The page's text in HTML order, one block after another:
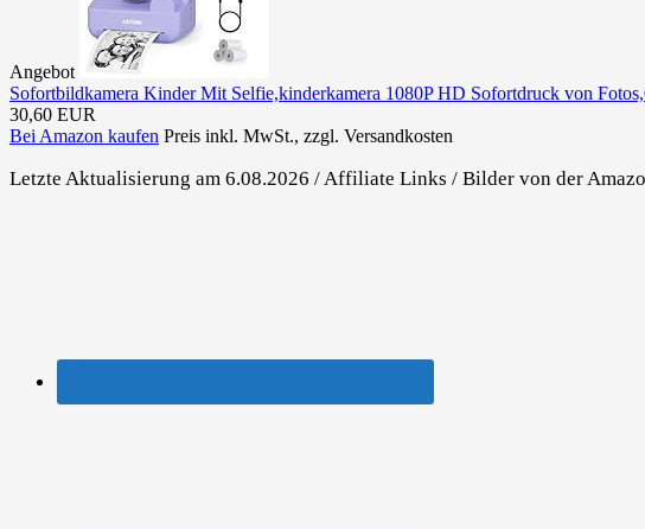
Angebot
Sofortbildkamera Kinder Mit Selfie,kinderkamera 1080P HD Sofortdruck von
30,60 EUR
Bei Amazon kaufen Preis inkl. MwSt., zzgl. Versandkosten
Letzte Aktualisierung am 6.08.2026 / Affiliate Links / Bilder von der